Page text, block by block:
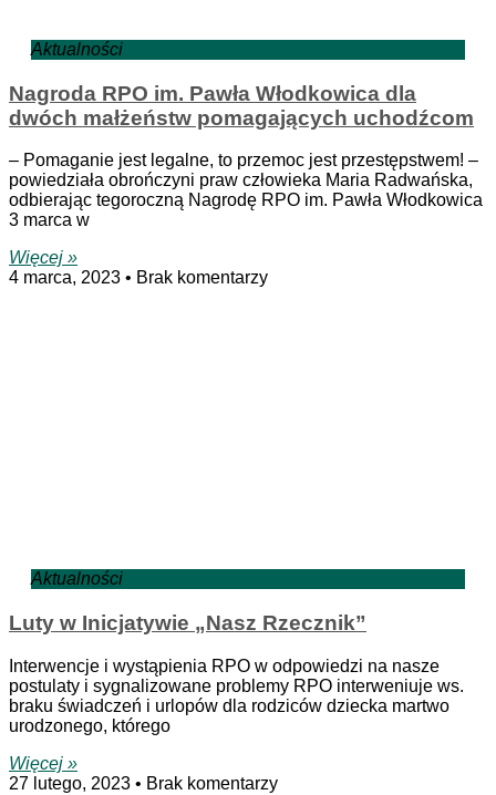
Aktualności
Nagroda RPO im. Pawła Włodkowica dla
dwóch małżeństw pomagających uchodźcom
– Pomaganie jest legalne, to przemoc jest przestępstwem! –
powiedziała obrończyni praw człowieka Maria Radwańska,
odbierając tegoroczną Nagrodę RPO im. Pawła Włodkowica
3 marca w
Więcej »
4 marca, 2023
Brak komentarzy
Aktualności
Luty w Inicjatywie „Nasz Rzecznik”
Interwencje i wystąpienia RPO w odpowiedzi na nasze
postulaty i sygnalizowane problemy RPO interweniuje ws.
braku świadczeń i urlopów dla rodziców dziecka martwo
urodzonego, którego
Więcej »
27 lutego, 2023
Brak komentarzy